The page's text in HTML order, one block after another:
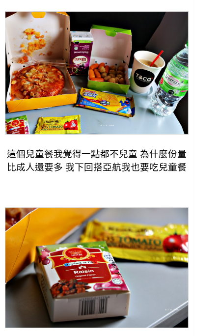
這個兒童餐我覺得一點都不兒童 為什麼份量
比成人還要多 我下回搭亞航我也要吃兒童餐